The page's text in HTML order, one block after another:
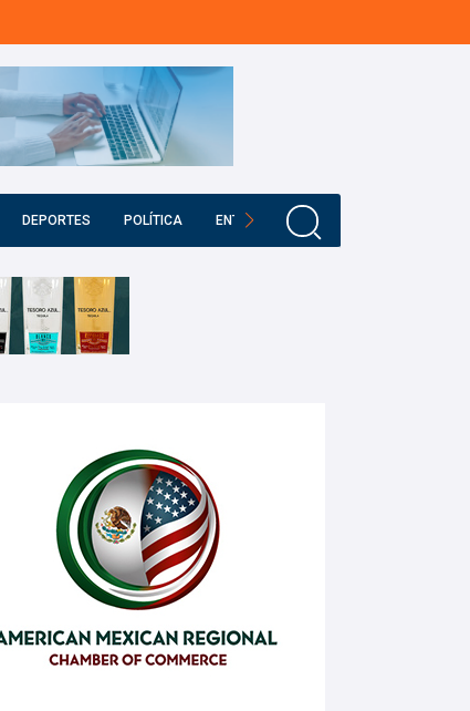
DEPORTES POLÍTICA ENTRETENIMIENTO